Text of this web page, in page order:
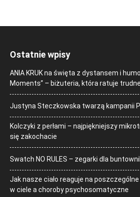
Ostatnie wpisy
ANIA KRUK na święta z dystansem i
Moments” – biżuteria, która ratuje
Justyna Steczkowska twarzą kampanii
Kolczyki z perłami – najpiękniejszy
się zakochacie
Swatch NO RULES – zegarki dla
Jak nasze ciało reaguje na
w ciele a choroby psychosomatyczne